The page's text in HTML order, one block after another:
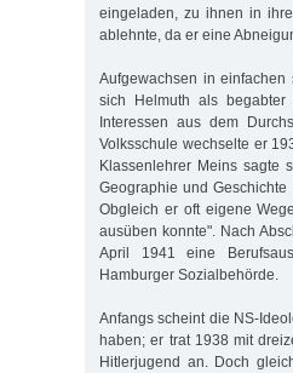
eingeladen, zu ihnen in
ablehnte, da er eine
Aufgewachsen in
sich Helmuth als
Interessen aus dem
Volksschule wechselte er
Klassenlehrer Meins sagte
Geographie und
Obgleich er oft eigene
ausüben konnte". Nach
April 1941 eine
Hamburger Sozialbehörde.
Anfangs scheint die NS-
haben; er trat 1938 mit
Hitlerjugend an. Doch